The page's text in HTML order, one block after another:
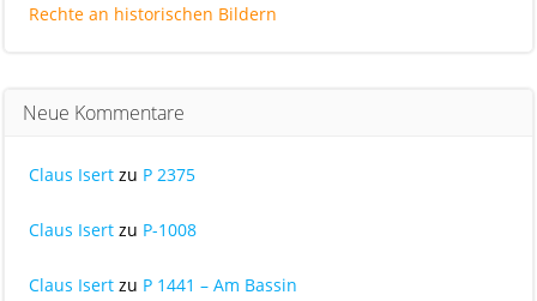
Rechte an historischen Bildern
Neue Kommentare
Claus Isert zu P 2375
Claus Isert zu P-1008
Claus Isert zu P 1441 – Am Bassin